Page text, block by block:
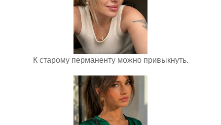
К старому перманенту можно привыкнуть.